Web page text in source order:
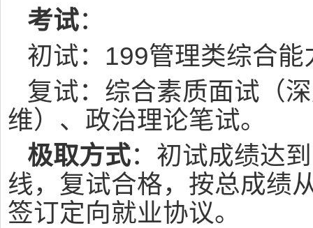
考试：
初试：199管理类综合
复试：综合素质面试（
维）、政治理论笔试。
极取方式：初试成绩达
线，复试合格，按总成绩
签订定向就业协议。